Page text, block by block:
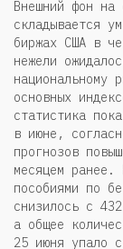
Внешний фон на
складывается
биржах США в
нежели
национальному
основных
статистика
в июне,
прогнозов
месяцем ранее.
пособиями по
снизилось с
а общее
25 июня упало